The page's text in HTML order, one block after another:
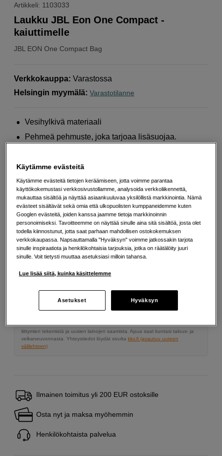
Artikkeli: 1103033
JBL EON One Compact Bag
Laukku JBL Eon One Compact -
kaiuttimelle
Verkkokauppa: Varastossa
Helsingin myymälä: Varastotilanne
Vesihylkivä materiaali
Pehmeä pehmuste, joka tarjoaa lisäsuojaa.
Lisää tietoa
89 EUR
Määrä
Lisää ostoskoriin
19,07 %
Avausmaksu 5 EUR, laskutusmaksu 0 EUR/kk lisäksi
liittymien tekemistä ja uusien lainojen saamista. Apua saat kuntasi talous- ja
velkaneuvonnasta. Yhteystiedot löydät sivulta kkv.fi (avautuu uuteen
välilehteen)
Ilmainen toimitus yli 200 EUR ostoksille
Osta nyt ja maksa myöhemmin
Henkilökohtaista palvelua
Käytämme evästeitä
Käytämme evästeitä tietojen keräämiseen, jotta voimme parantaa
käyttökokemustasi verkkosivustollamme, analysoida verkkoliikennettä,
mukauttaa sisältöä ja näyttää asiaankuuluvaa yksilöllistä markkinointia. Nämä
evästeet sisältävät sekä omia että ulkopuolisten kumppaneidemme kuten
Googlen evästeitä, joiden kanssa jaamme tietoja markkinoinnin
personoimiseksi. Tavoitteemme on näyttää sinulle aina sitä sisältöä, josta olet
todella kiinnostunut, jotta saat parhaan mahdollisen ostokokemuksen
verkkokaupassa. Napsauttamalla "Hyväksyn" voimme jatkossakin tarjota
sinulle inspiraatiota ja henkilökohtaisia tarjouksia, jotka on räätälöity juuri
sinulle. Voit tietysti muuttaa asetuksiasi milloin tahansa.
Lue lisää siitä, kuinka käsittelemme
Asetukset Hyväksyn